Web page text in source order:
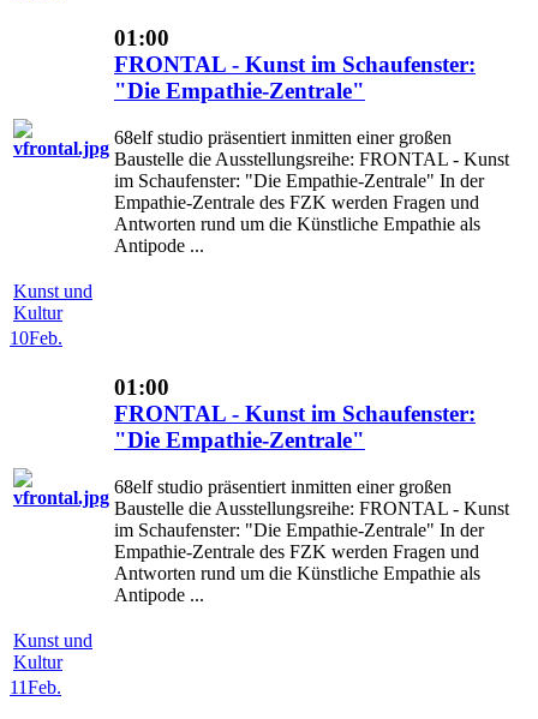
01:00
FRONTAL - Kunst im Schaufenster:
"Die Empathie-Zentrale"
68elf studio präsentiert inmitten einer großen
Baustelle die Ausstellungsreihe: FRONTAL - Kunst
im Schaufenster: "Die Empathie-Zentrale" In der
Empathie-Zentrale des FZK werden Fragen und
Antworten rund um die Künstliche Empathie als
Antipode ...
Kunst und
Kultur
10Feb.
01:00
FRONTAL - Kunst im Schaufenster:
"Die Empathie-Zentrale"
68elf studio präsentiert inmitten einer großen
Baustelle die Ausstellungsreihe: FRONTAL - Kunst
im Schaufenster: "Die Empathie-Zentrale" In der
Empathie-Zentrale des FZK werden Fragen und
Antworten rund um die Künstliche Empathie als
Antipode ...
Kunst und
Kultur
11Feb.